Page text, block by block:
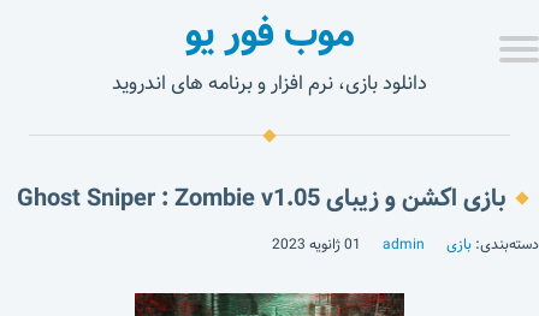
موب فور یو
دانلود بازی، نرم افزار و برنامه های اندروید
بازی اکشن و زیبای Ghost Sniper : Zombie v1.05
دسته‌بندی: بازی admin 01 ژانویه 2023